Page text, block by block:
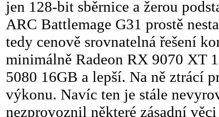
jen 128-bit sběrnice a žerou
ARC Battlemage G31 prostě
tedy cenově srovnatelná řešení
minimálně Radeon RX 9070 XT
5080 16GB a lepší. Na ně ztrácí
výkonu. Navíc ten je stále
nezprovoznil některé zásadní